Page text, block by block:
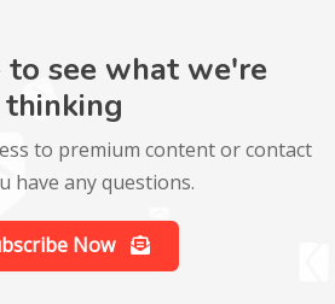
to see what we're
thinking
to premium content or contact
have any questions.
Now